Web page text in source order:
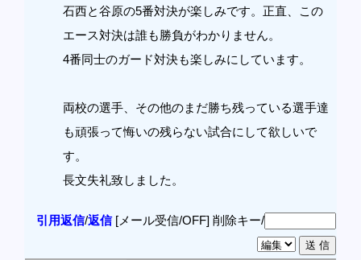
石西と谷原の5番対決が楽しみです。正直、この
エース対決は誰も勝負がわかりません。
4番同士のガード対決も楽しみにしています。
両校の選手、その他のまだ勝ち残っている選手達
も頑張って悔いの残らない試合にして欲しいで
す。
長文失礼致しました。
引用返信/返信[メール受信/OFF] 削除キー/